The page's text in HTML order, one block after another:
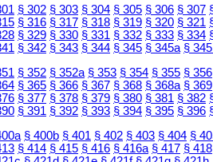
§ 302 § 303 § 304 § 305 § 306 § 307
§ 316 § 317 § 318 § 319 § 320 § 321
§ 329 § 330 § 331 § 332 § 333 § 334
§ 342 § 343 § 344 § 345 § 345a §
§ 352 § 352a § 353 § 354 § 355 § 356
§ 365 § 366 § 367 § 368 § 368a § 369
§ 377 § 378 § 379 § 380 § 381 § 382
§ 391 § 392 § 393 § 394 § 395 § 396
§ 400b § 401 § 402 § 403 § 404 §
§ 414 § 415 § 416 § 416a § 417 § 418